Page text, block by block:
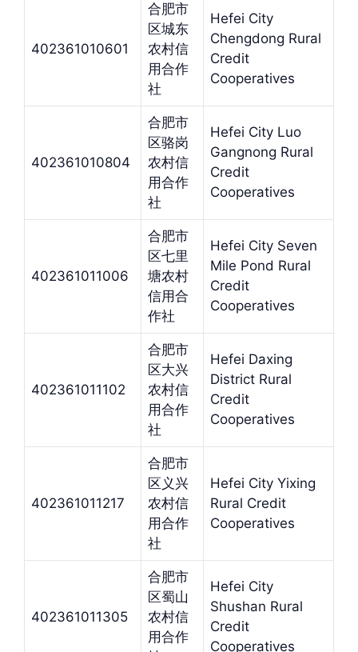
402361010601
合肥市
区城东
农村信
用合作
社
Hefei City
Chengdong Rural
Credit
Cooperatives
402361010804
合肥市
区骆岗
农村信
用合作
社
Hefei City Luo
Gangnong Rural
Credit
Cooperatives
402361011006
合肥市
区七里
塘农村
信用合
作社
Hefei City Seven
Mile Pond Rural
Credit
Cooperatives
402361011102
合肥市
区大兴
农村信
用合作
社
Hefei Daxing
District Rural
Credit
Cooperatives
402361011217
合肥市
区义兴
农村信
用合作
社
Hefei City Yixing
Rural Credit
Cooperatives
402361011305
合肥市
区蜀山
农村信
用合作
Hefei City
Shushan Rural
Credit
Cooperatives